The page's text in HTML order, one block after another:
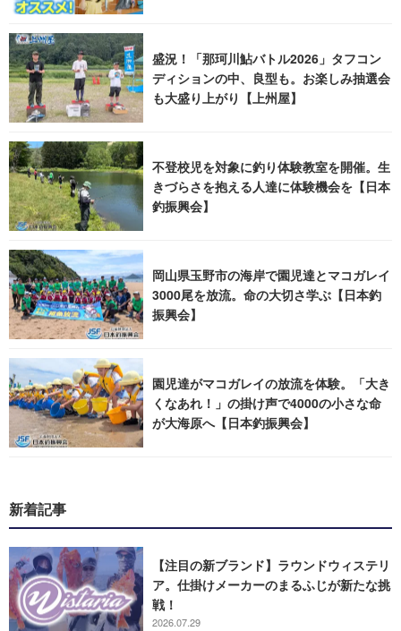
盛況！「那珂川鮎バトル2026」タフコン
ディションの中、良型も。お楽しみ抽選会
も大盛り上がり【上州屋】
不登校児を対象に釣り体験教室を開催。生
きづらさを抱える人達に体験機会を【日本
釣振興会】
岡山県玉野市の海岸で園児達とマコガレイ
3000尾を放流。命の大切さ学ぶ【日本釣
振興会】
園児達がマコガレイの放流を体験。「大き
くなあれ！」の掛け声で4000の小さな命
が大海原へ【日本釣振興会】
新着記事
【注目の新ブランド】ラウンドウィステリ
ア。仕掛けメーカーのまるふじが新たな挑
戦！
2026.07.29